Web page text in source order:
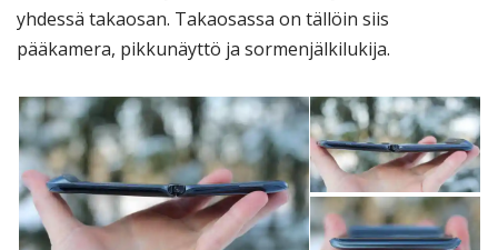
yhdessä takaosan. Takaosassa on tällöin siis
pääkamera, pikkunäyttö ja sormenjälkilukija.